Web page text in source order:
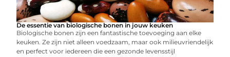
De essentie van biologische bonen in jouw keuken
Biologische bonen zijn een fantastische toevoeging aan elke
keuken. Ze zijn niet alleen voedzaam, maar ook milieuvriendelijk
en perfect voor iedereen die een gezonde levensstijl